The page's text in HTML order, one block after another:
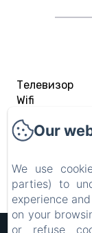
Телевизор
Wifi
Кондиционер
Стол
Адаптер
Our
We use
parties) to
experience
on your
or refuse